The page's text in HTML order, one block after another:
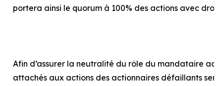
portera ainsi le quorum à 100% des actions avec
Afin d’assurer la neutralité du rôle du mandataire ad
attachés aux actions des actionnaires défaillants